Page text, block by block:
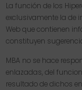
La función de los
exclusivamente la de
Web que contienen
constituyen
MBA no se hace
enlazadas, del
resultado de dichos